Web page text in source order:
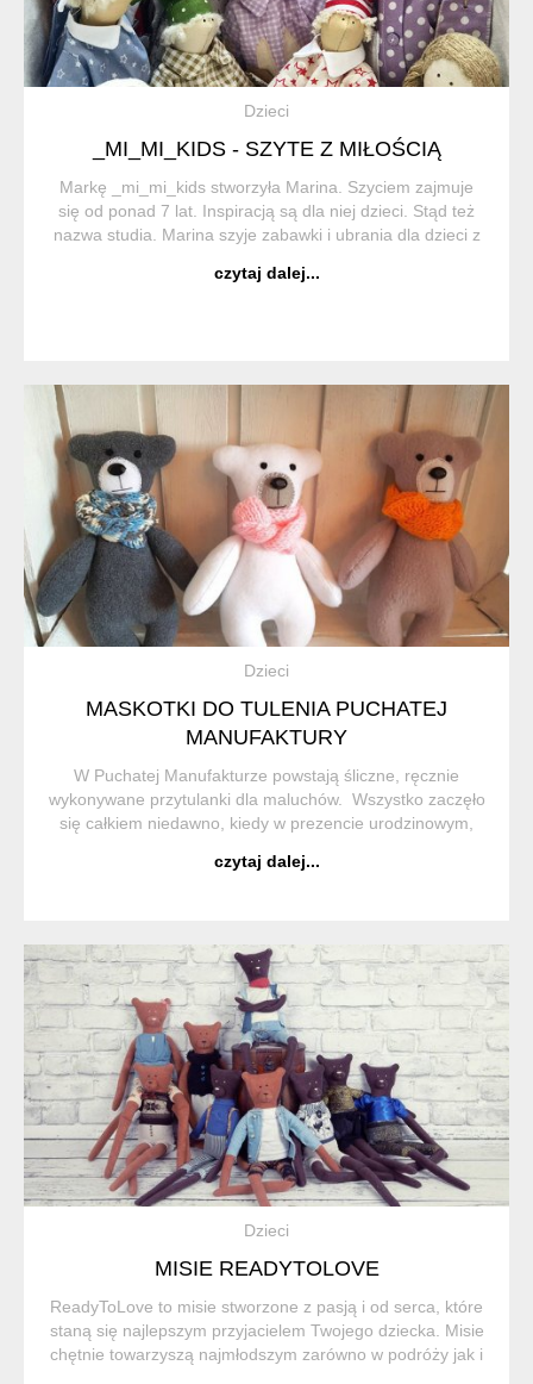
Dzieci
_MI_MI_KIDS - SZYTE Z MIŁOŚCIĄ
Markę _mi_mi_kids stworzyła Marina. Szyciem zajmuje
się od ponad 7 lat. Inspiracją są dla niej dzieci. Stąd też
nazwa studia. Marina szyje zabawki i ubrania dla dzieci z
szyte są...
czytaj dalej...
Dzieci
MASKOTKI DO TULENIA PUCHATEJ
MANUFAKTURY
W Puchatej Manufakturze powstają śliczne, ręcznie
wykonywane przytulanki dla maluchów. Wszystko zaczęło
się całkiem niedawno, kiedy w prezencie urodzinowym,
maszynę do szycia - to była błyskaw...
czytaj dalej...
Dzieci
MISIE READYTOLOVE
ReadyToLove to misie stworzone z pasją i od serca, które
staną się najlepszym przyjacielem Twojego dziecka. Misie
chętnie towarzyszą najmłodszym zarówno w podróży jak i